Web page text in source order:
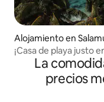
Alojamiento en
¡Casa de playa justo
La
precios